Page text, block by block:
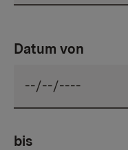
Datum von
bis